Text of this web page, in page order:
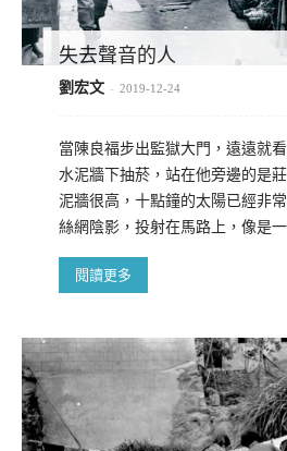
失去聲音的人
劉宏文 - 2019-12-24
當陳良福步出監獄大門，遠遠就
水泥牆下抽菸，站在他旁邊的是
泥牆很高，十點鐘的太陽已經非
絲網陰影，投射在馬路上，像是一
閱讀更多